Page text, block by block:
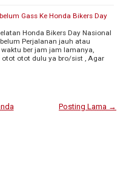
Gass Ke Honda Bikers Day
Honda Bikers Day Nasional
Perjalanan jauh atau
ber jam jam lamanya,
otot dulu ya bro/sist , Agar
Posting Lama →